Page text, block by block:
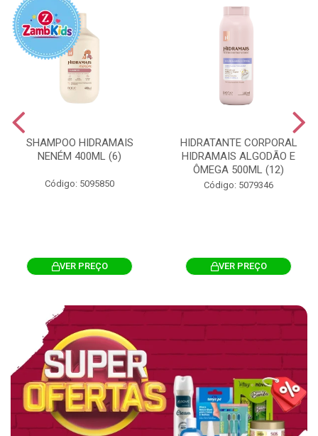
SHAMPOO HIDRAMAIS
NENÉM 400ML (6)
Código: 5095850
VER PREÇO
HIDRATANTE CORPORAL
HIDRAMAIS ALGODÃO E
ÔMEGA 500ML (12)
Código: 5079346
VER PREÇO